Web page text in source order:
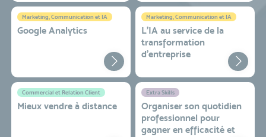
Marketing, Communication et IA
Google Analytics
Marketing, Communication et IA
L'IA au service de la
transformation
d'entreprise
Commercial et Relation Client
Mieux vendre à distance
Extra Skills
Organiser son quotidien
professionnel pour
gagner en efficacité et